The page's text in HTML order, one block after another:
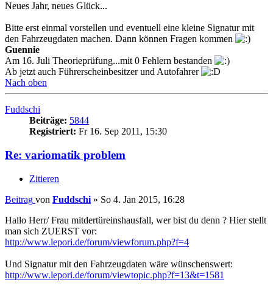
Neues Jahr, neues Glück...
Bitte erst einmal vorstellen und eventuell eine kleine Signatur mit
den Fahrzeugdaten machen. Dann können Fragen kommen
Guennie
Am 16. Juli Theorieprüfung...mit 0 Fehlern bestanden
Ab jetzt auch Führerscheinbesitzer und Autofahrer
Nach oben
Fuddschi
Beiträge: 5844
Registriert: Fr 16. Sep 2011, 15:30
Re: variomatik problem
Zitieren
Beitrag von Fuddschi » So 4. Jan 2015, 16:28
Hallo Herr/ Frau mitdertüreinshausfall, wer bist du denn ? Hier stellt
man sich ZUERST vor:
http://www.lepori.de/forum/viewforum.php?f=4
Und Signatur mit den Fahrzeugdaten wäre wünschenswert:
http://www.lepori.de/forum/viewtopic.php?f=13&t=1581